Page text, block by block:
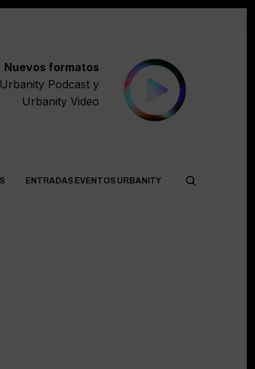
Nuevos formatos
Urbanity Podcasty
Urbanity Video
ENTRADAS EVENTOS URBANITY